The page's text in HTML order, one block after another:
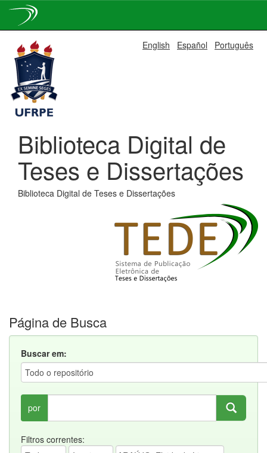
navigation
English Español Português
Biblioteca Digital de
Teses e Dissertações
Biblioteca Digital de Teses e Dissertações
Página de Busca
Buscar em:
por
Filtros correntes: